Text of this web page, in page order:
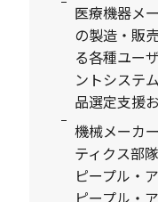
医療機器メ
の製造・販
る各種ユー
ントシステ
品選定支援
機械メーカ
ティクス部
ピープル・
ピープル・